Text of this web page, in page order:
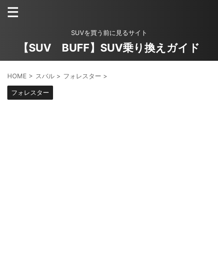
SUVを買う前に見るサイト
【SUV BUFF】SUV乗り換えガイド
HOME > スバル > フォレスター >
フォレスター